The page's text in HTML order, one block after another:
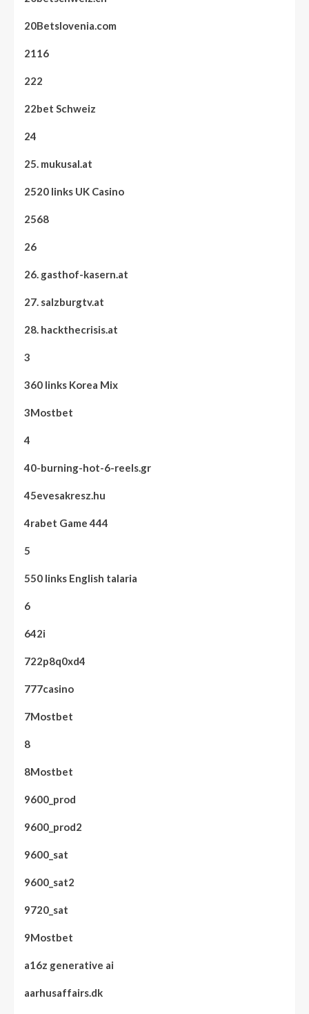
20Betslovenia.com
2116
222
22bet Schweiz
24
25. mukusal.at
2520 links UK Casino
2568
26
26. gasthof-kasern.at
27. salzburgtv.at
28. hackthecrisis.at
3
360 links Korea Mix
3Mostbet
4
40-burning-hot-6-reels.gr
45evesakresz.hu
4rabet Game 444
5
550 links English talaria
6
642i
722p8q0xd4
777casino
7Mostbet
8
8Mostbet
9600_prod
9600_prod2
9600_sat
9600_sat2
9720_sat
9Mostbet
a16z generative ai
aarhusaffairs.dk